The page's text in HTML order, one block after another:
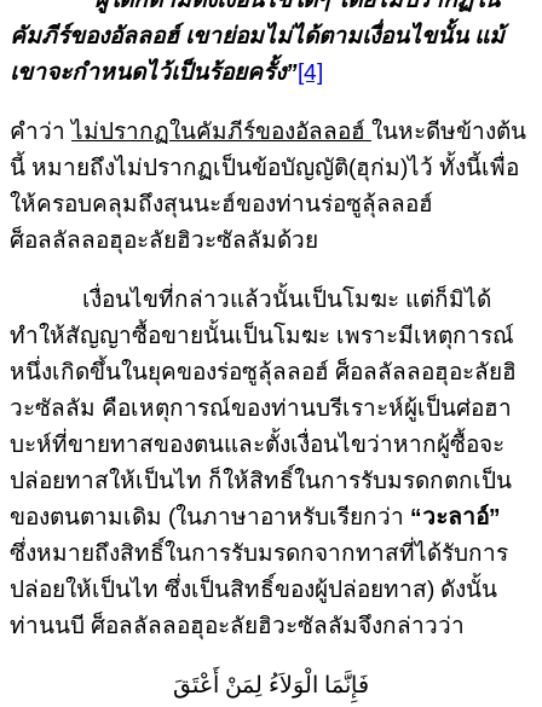
คัมภีร์ของอัลลอฮ์ เขาย่อมไม่ได้ตามเงื่อนไขนั้น แม้
เขาจะกำหนดไว้เป็นร้อยครั้ง”[4]
คำว่าไม่ปรากฏในคัมภีร์ของอัลลอฮ์ ในหะดีษข้างต้น
นี้ หมายถึงไม่ปรากฏเป็นข้อบัญญัติ(ฮุก่ม)ไว้ ทั้งนี้เพื่อ
ให้ครอบคลุมถึงสุนนะฮ์ของท่านร่อซูลุ้ลลอฮ์
ศ็อลลัลลอฮุอะลัยฮิวะซัลลัมด้วย
เงื่อนไขที่กล่าวแล้วนั้นเป็นโมฆะ แต่ก็มิได้
ทำให้สัญญาซื้อขายนั้นเป็นโมฆะ เพราะมีเหตุการณ์
หนึ่งเกิดขึ้นในยุคของร่อซูลุ้ลลอฮ์ ศ็อลลัลลอฮุอะลัยฮิ
วะซัลลัม คือเหตุการณ์ของท่านบรีเราะห์ผู้เป็นศ่อฮา
บะห์ที่ขายทาสของตนและตั้งเงื่อนไขว่าหากผู้ซื้อจะ
ปล่อยทาสให้เป็นไท ก็ให้สิทธิ์ในการรับมรดกตกเป็น
ของตนตามเดิม (ในภาษาอาหรับเรียกว่า “วะลาอ์”
ซึ่งหมายถึงสิทธิ์ในการรับมรดกจากทาสที่ได้รับการ
ปล่อยให้เป็นไท ซึ่งเป็นสิทธิ์ของผู้ปล่อยทาส) ดังนั้น
ท่านนบี ศ็อลลัลลอฮุอะลัยฮิวะซัลลัมจึงกล่าวว่า
فَإِنَّمَا الْوَلاَءُ لِمَنْ أَعْتَقَ